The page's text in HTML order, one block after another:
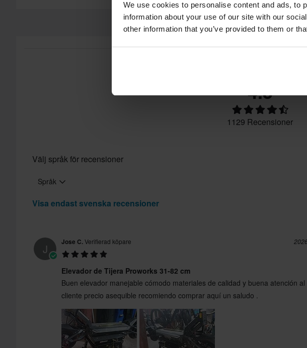
We use cookies to personalise content and ads, to
information about your use of our site with our
other information that you’ve provided to them or
4.5
1129 Recensioner
Välj språk för recensioner
Språk
Visa endast svenska recensioner
J Jose C.Verifierad köpare
Elevador de Tijera Proworks 31-82 cm
Buen elevador manejable cómodo materiales de calidad y buena atención al
cliente precio asequible recomiendo comprar aquí un saludo .